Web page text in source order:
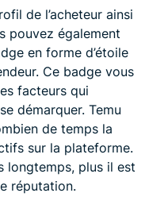
de l’acheteur ainsi
pouvez également
en forme d’étoile
Ce badge vous
facteurs qui
démarquer. Temu
de temps la
sur la plateforme.
longtemps, plus il est
réputation.